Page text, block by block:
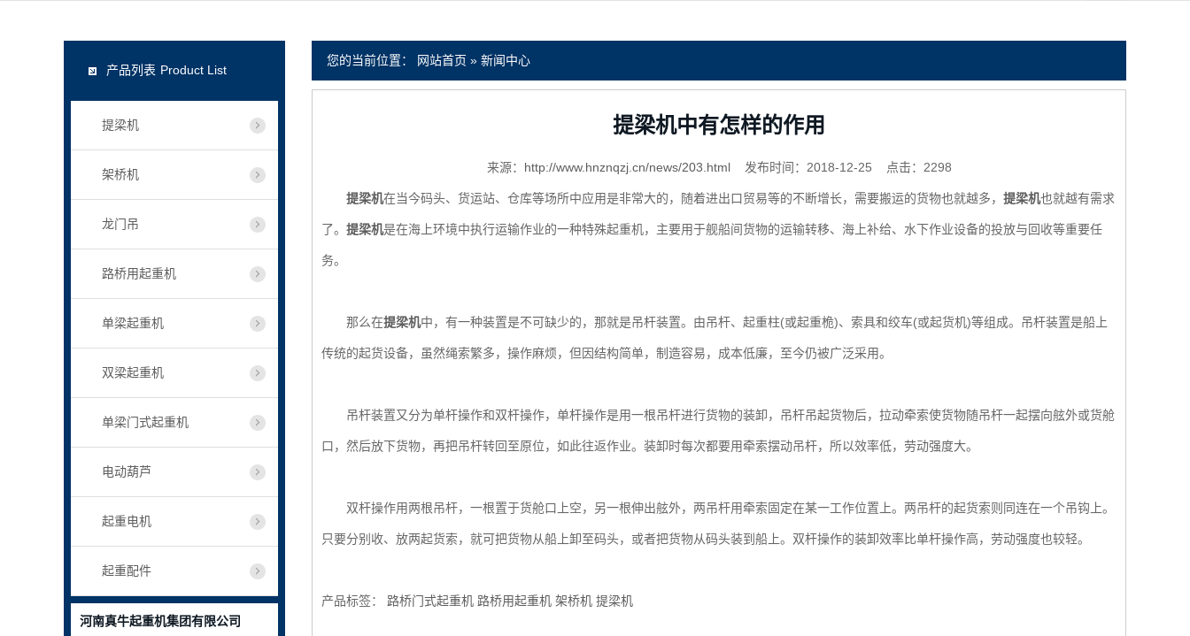
您的当前位置： 网站首页 » 新闻中心
提梁机中有怎样的作用
来源： http://www.hnznqzj.cn/news/203.html 发布时间：2018-12-25 点击：2298
提梁机在当今码头、货运站、仓库等场所中应用是非常大的，随着进出口贸易等的不断增长，需要搬运的货物也就越多， 提梁机也就越有需求
了。 提梁机是在海上环境中执行运输作业的一种特殊起重机，主要用于舰船间货物的运输转移、海上补给、水下作业设备的投放与回收等重要任
务。
那么在提梁机中，有一种装置是不可缺少的，那就是吊杆装置。由吊杆、起重柱(或起重桅)、索具和绞车(或起货机)等组成。吊杆装置是船上
传统的起货设备，虽然绳索繁多，操作麻烦，但因结构简单，制造容易，成本低廉，至今仍被广泛采用。
吊杆装置又分为单杆操作和双杆操作，单杆操作是用一根吊杆进行货物的装卸，吊杆吊起货物后，拉动牵索使货物随吊杆一起摆向舷外或货舱
口，然后放下货物，再把吊杆转回至原位，如此往返作业。装卸时每次都要用牵索摆动吊杆，所以效率低，劳动强度大。
双杆操作用两根吊杆，一根置于货舱口上空，另一根伸出舷外，两吊杆用牵索固定在某一工作位置上。两吊杆的起货索则同连在一个吊钩上。
只要分别收、放两起货索，就可把货物从船上卸至码头，或者把货物从码头装到船上。双杆操作的装卸效率比单杆操作高，劳动强度也较轻。
产品标签： 路桥门式起重机 路桥用起重机 架桥机 提梁机
产品列表 Product List
提梁机
架桥机
龙门吊
路桥用起重机
单梁起重机
双梁起重机
单梁门式起重机
电动葫芦
起重电机
起重配件
河南真牛起重机集团有限公司